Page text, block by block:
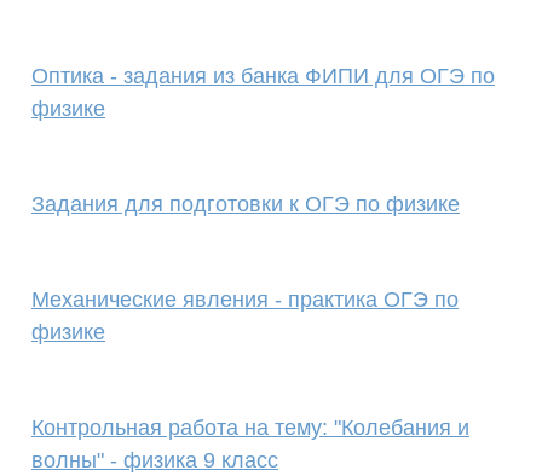
Оптика - задания из банка ФИПИ для ОГЭ по
физике
Задания для подготовки к ОГЭ по физике
Механические явления - практика ОГЭ по
физике
Контрольная работа на тему: "Колебания и
волны" - физика 9 класс